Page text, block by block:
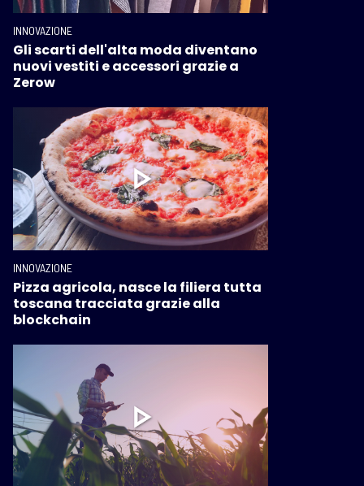
INNOVAZIONE
Gli scarti dell'alta moda diventano
nuovi vestiti e accessori grazie a
Zerow
INNOVAZIONE
Pizza agricola, nasce la filiera tutta
toscana tracciata grazie alla
blockchain